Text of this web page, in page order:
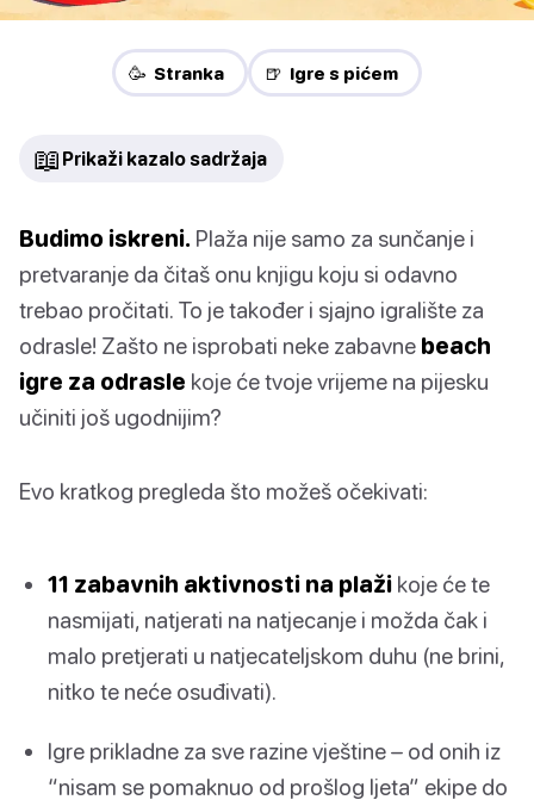
🥳 Stranka 🍺 Igre s pićem
📖 Prikaži kazalo sadržaja
Budimo iskreni. Plaža nije samo za sunčanje i
pretvaranje da čitaš onu knjigu koju si odavno
trebao pročitati. To je također i sjajno igralište za
odrasle! Zašto ne isprobati neke zabavne beach
igre za odrasle koje će tvoje vrijeme na pijesku
učiniti još ugodnijim?
Evo kratkog pregleda što možeš očekivati:
11 zabavnih aktivnosti na plaži koje će te
nasmijati, natjerati na natjecanje i možda čak i
malo pretjerati u natjecateljskom duhu (ne brini,
nitko te neće osuđivati).
Igre prikladne za sve razine vještine – od onih iz
“nisam se pomaknuo od prošlog ljeta” ekipe do